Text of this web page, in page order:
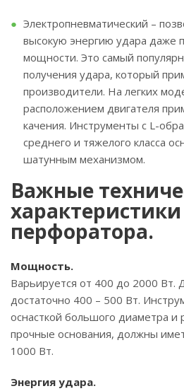
Электропневматический –
высокую энергию удара даже
мощности. Это самый
получения удара, который
производители. На легких
расположением двигателя
качения. Инструменты с L-
среднего и тяжелого класса
шатунным механизмом.
Важные
характеристики
перфоратора.
Мощность.
Варьируется от 400 до 2000 Вт.
достаточно 400 – 500 Вт.
оснасткой большого диаметра
прочные основания, должны
1000 Вт.
Энергия удара.